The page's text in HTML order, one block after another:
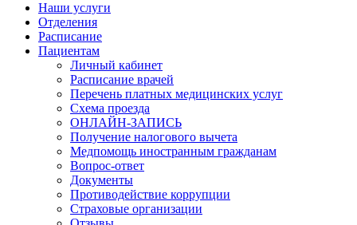
Наши услуги
Отделения
Расписание
Пациентам
Личный кабинет
Расписание врачей
Перечень платных медицинских услуг
Схема проезда
ОНЛАЙН-ЗАПИСЬ
Получение налогового вычета
Медпомощь иностранным гражданам
Вопрос-ответ
Документы
Противодействие коррупции
Страховые организации